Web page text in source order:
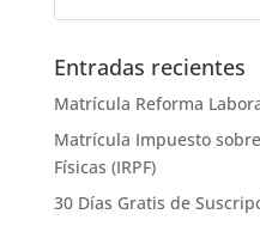
Entradas recientes
Matrícula Reforma
Matrícula Impuesto
Físicas (IRPF)
30 Días Gratis de